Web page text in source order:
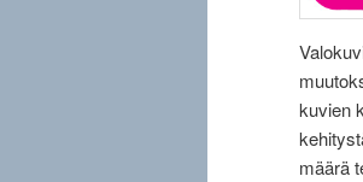
kuvien
määrä